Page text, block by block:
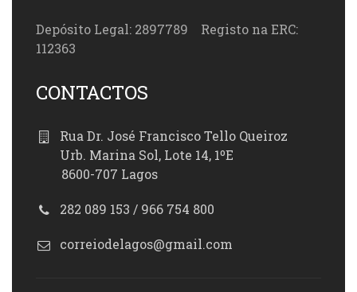
Depósito Legal: 2897789 Registo na ERC:
112363
CONTACTOS
Rua Dr. José Francisco Tello Queiroz
Urb. Marina Sol, Lote 14, 1ºE
8600-707 Lagos
282 089 153 / 966 754 800
correiodelagos@gmail.com